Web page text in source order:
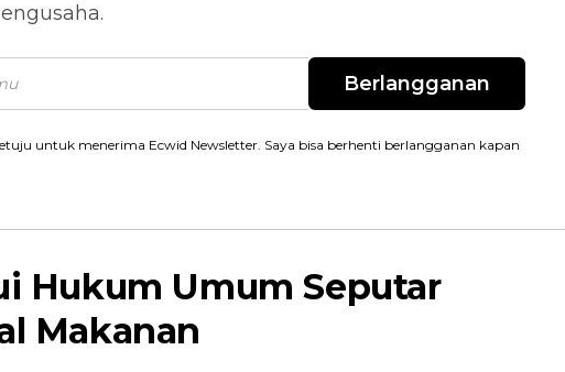
Berlangganan
untuk menerima Ecwid Newsletter. Saya bisa berhenti berlangganan kapan
Hukum Umum Seputar
Makanan